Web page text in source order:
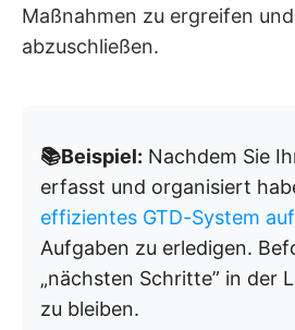
Maßnahmen zu ergreifen
abzuschließen.
📚Beispiel: Nachdem Sie
erfasst und organisiert
effizientes GTD-System auf
Aufgaben zu erledigen.
„nächsten Schritte” in der
zu bleiben.